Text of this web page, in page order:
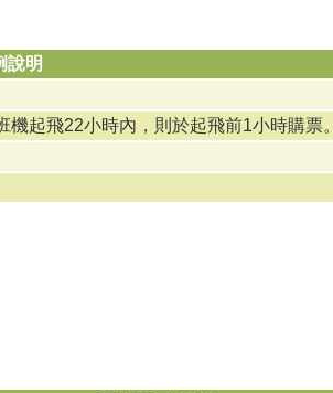
說明
起飛22小時內，則於起飛前1小時購票。